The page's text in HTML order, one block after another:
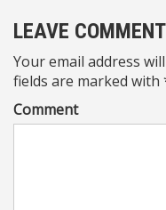
LEAVE COMMENT
Your email address
fields are marked with
Comment